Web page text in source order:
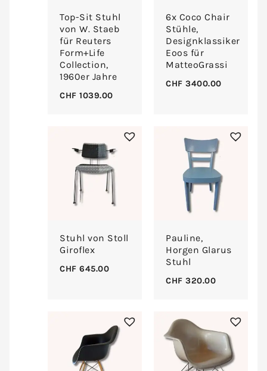
Top-Sit Stuhl
von W. Staeb
für Reuters
Form+Life
Collection,
1960er Jahre
CHF 1039.00
6x Coco Chair
Stühle,
Designklassiker
Eoos für
MatteoGrassi
CHF 3400.00
Stuhl von Stoll
Giroflex
CHF 645.00
Pauline,
Horgen Glarus
Stuhl
CHF 320.00